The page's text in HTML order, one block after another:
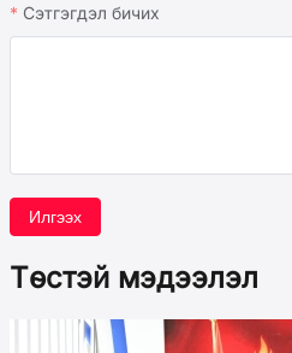
Сэтгэгдэл бичих
Илгээх
Төстэй мэдээлэл